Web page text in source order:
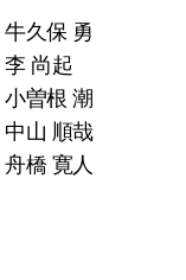
牛久保 勇
李 尚起
小曽根 潮
中山 順哉
舟橋 寛人